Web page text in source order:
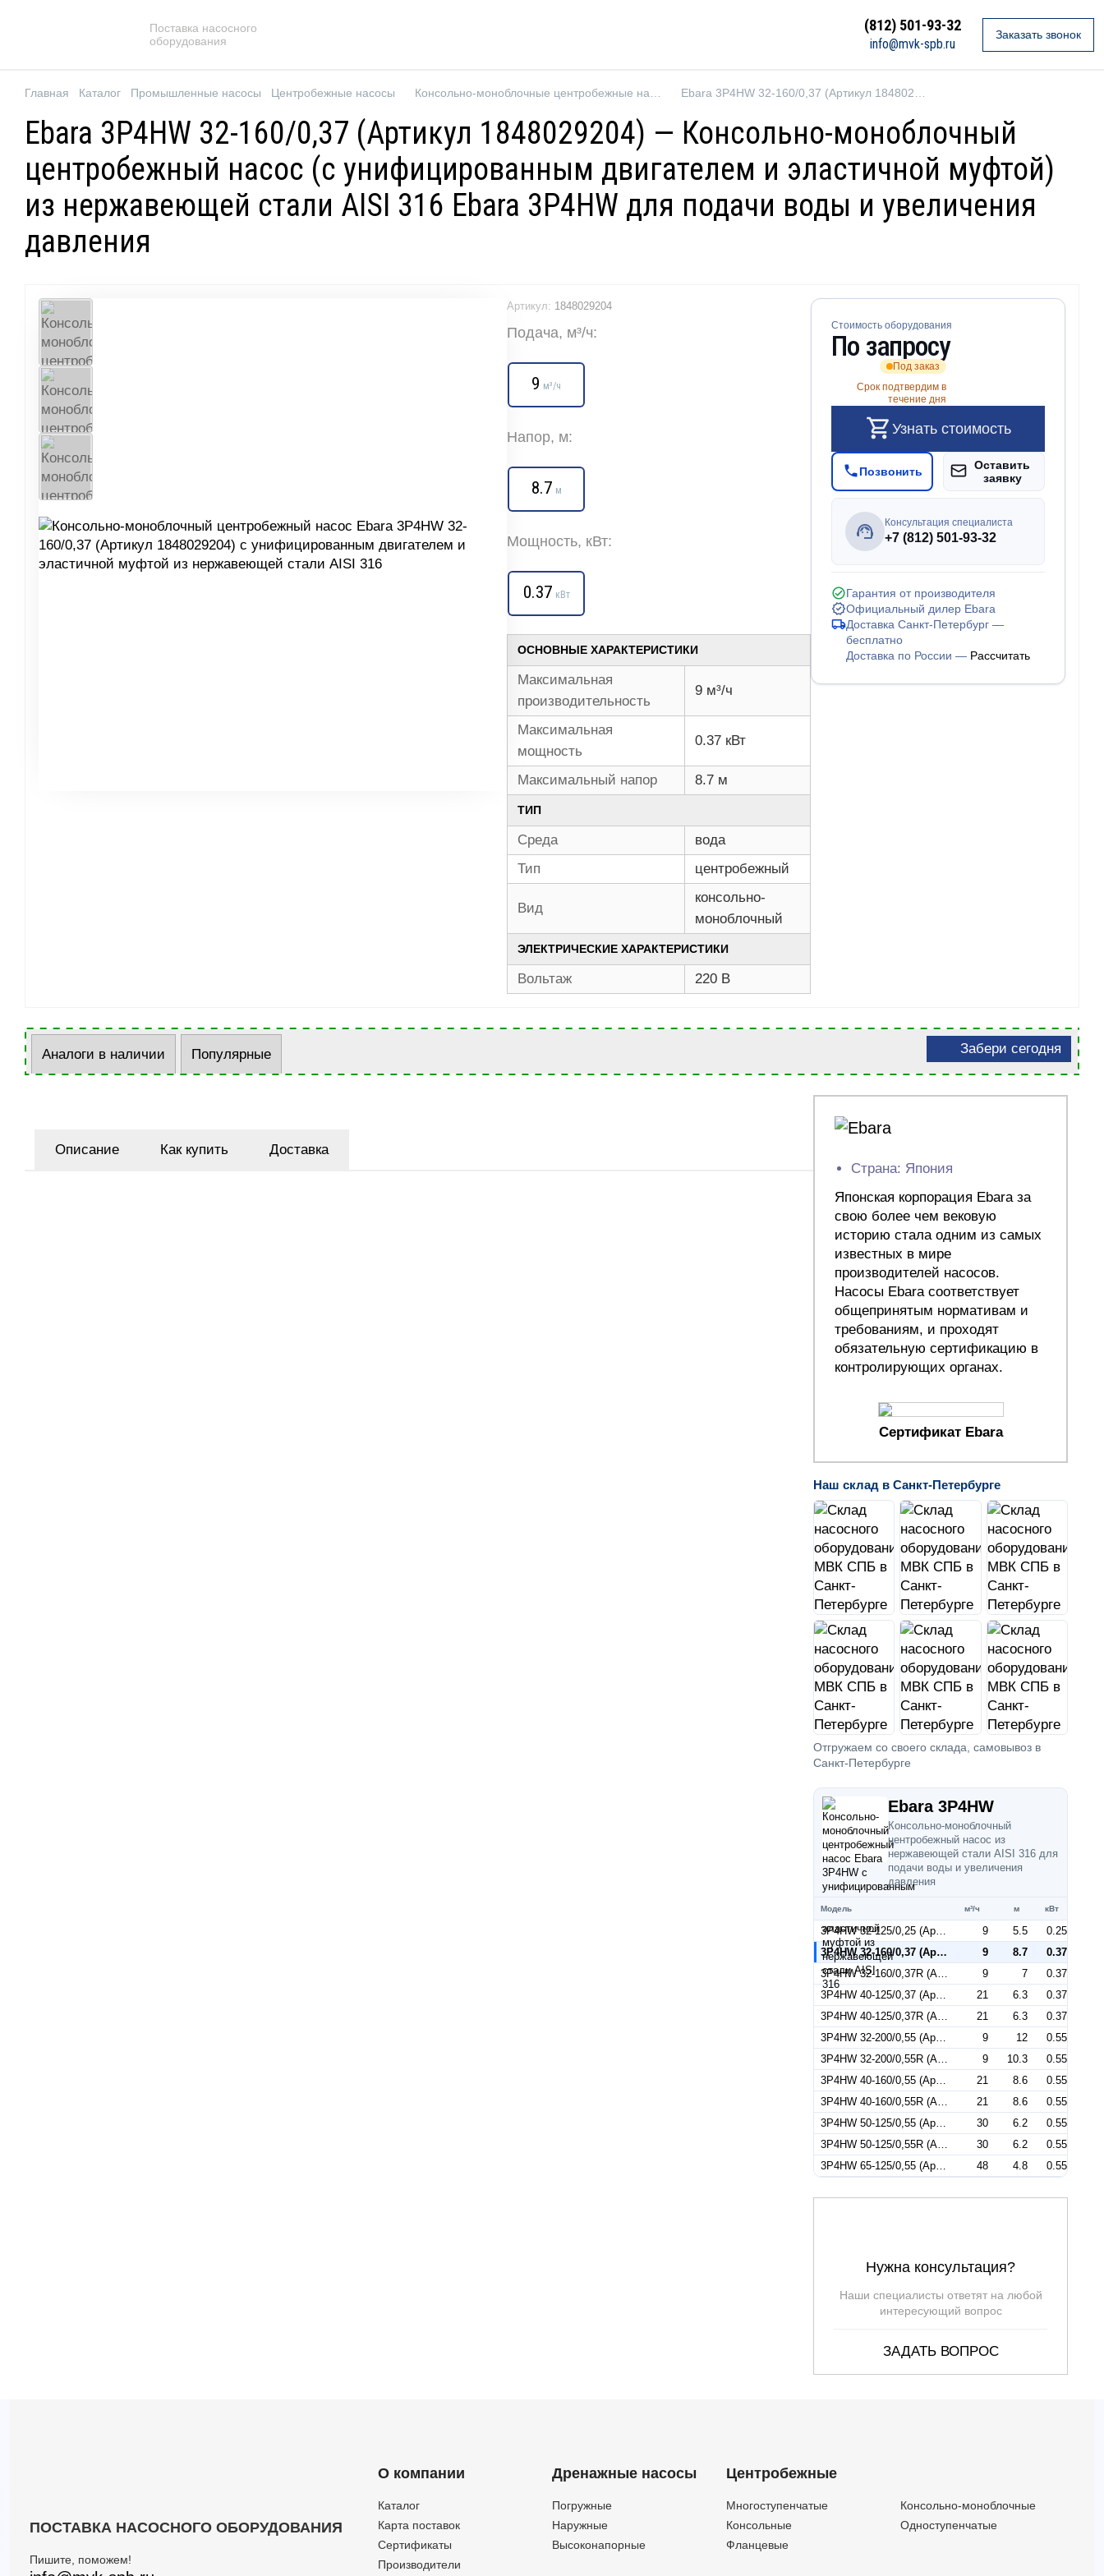
Поставка насосного
оборудования
(812) 501-93-32
info@mvk-spb.ru
Заказать звонок
Главная Каталог Промышленные насосы Центробежные насосы
Ebara 3P4HW 32-160/0,37 (Артикул 1848029204) — Консольно-моноблочный
центробежный насос (с унифицированным двигателем и эластичной муфтой)
из нержавеющей стали AISI 316 Ebara 3P4HW для подачи воды и увеличения
давления
Артикул: 1848029204
Подача, м³/ч:
9 м³/ч
Напор, м:
8.7 м
Мощность, кВт:
0.37 кВт
ОСНОВНЫЕ ХАРАКТЕРИСТИКИ
Максимальная
производительность
9 м³/ч
Максимальная
мощность
0.37 кВт
Максимальный напор 8.7 м
ТИП
Среда
вода
Тип
центробежный
Вид
консольно-
моноблочный
ЭЛЕКТРИЧЕСКИЕ ХАРАКТЕРИСТИКИ
Вольтаж 220 В
Стоимость оборудования
По запросу
Под заказ
Срок подтвердим в
течение дня
Узнать стоимость
Позвонить
Оставить
заявку
Консультация специалиста
+7 (812) 501-93-32
Гарантия от производителя
Официальный дилер Ebara
Доставка Санкт-Петербург —
бесплатно
Доставка по России — Рассчитать
Аналоги в наличии Популярные Забери сегодня
Описание Как купить
Доставка
Страна: Япония
Японская корпорация Ebara за
свою более чем вековую
историю стала одним из самых
известных в мире
производителей насосов.
Насосы Ebara соответствует
общепринятым нормативам и
требованиям, и проходят
обязательную сертификацию в
контролирующих органах.
Сертификат Ebara
Наш склад в Санкт-Петербурге
Отгружаем со своего склада, самовывоз в
Санкт-Петербурге
Ebara 3P4HW
Консольно-моноблочный
центробежный насос из
нержавеющей стали AISI 316 для
подачи воды и увеличения
давления
Модель м³/ч м кВт
3P4HW 32-125/0,25 (Артикул 1848019204) 9 5.5
0.25
3P4HW 32-160/0,37 (Артикул 1848029204)
9 8.7
0.37
3P4HW 32-160/0,37R (Артикул 1849029204)
9 7
0.37
3P4HW 40-125/0,37 (Артикул 1858029204)
21 6.3
0.37
3P4HW 40-125/0,37R (Артикул 1859029204)
21 6.3
0.37
3P4HW 32-200/0,55 (Артикул 1848039204)
9 12
0.55
3P4HW 32-200/0,55R (Артикул 1849039204)
9 10.3
0.55
3P4HW 40-160/0,55 (Артикул 1858039204)
21 8.6
0.55
3P4HW 40-160/0,55R (Артикул 1859039204)
21 8.6
0.55
3P4HW 50-125/0,55 (Артикул 1868039204)
30 6.2
0.55
3P4HW 50-125/0,55R (Артикул 1869039204)
30 6.2
0.55
3P4HW 65-125/0,55 (Артикул 1878439204)
48 4.8 0.55
Нужна консультация?
Наши специалисты ответят на любой
интересующий вопрос
ЗАДАТЬ ВОПРОС
ПОСТАВКА НАСОСНОГО ОБОРУДОВАНИЯ
Пишите, поможем!
О компании
Каталог
Карта поставок
Сертификаты
Производители
Дренажные насосы
Погружные
Наружные
Высоконапорные
Центробежные
Многоступенчатые
Консольно-моноблочные
Консольные
Одноступенчатые
Фланцевые